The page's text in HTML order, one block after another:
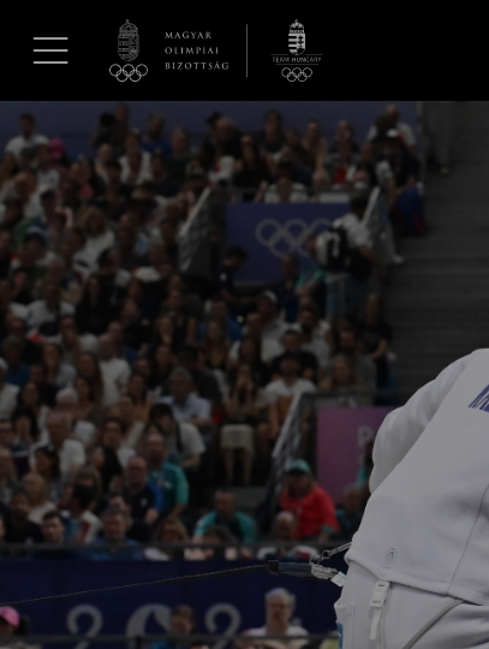
Hírek
Galéria
Dakar 2026
Los Angeles 2028
MOB
Kettőskarrier-
NOB